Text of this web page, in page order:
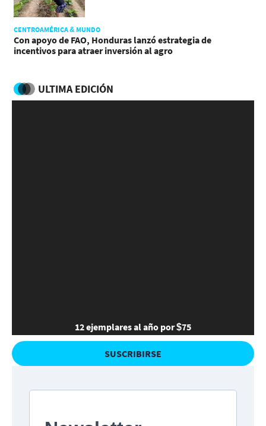
CENTROAMÉRICA & MUNDO
Con apoyo de FAO, Honduras lanzó estrategia de
incentivos para atraer inversión al agro
ULTIMA EDICIÓN
12 ejemplares al año por $75
SUSCRIBIRSE